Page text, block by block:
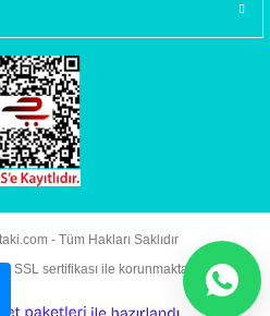
- Tüm Hakları Saklıdır
SSL sertifikası ile korunmaktadır.
e- ile